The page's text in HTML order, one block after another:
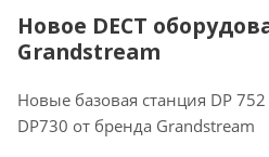
Новое DECT
Grandstream
Новые базовая станция DP 752
DP730 от бренда Grandstream